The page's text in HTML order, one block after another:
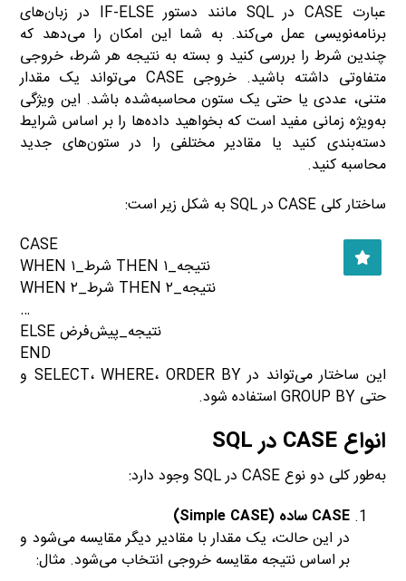
عبارت CASE در SQL مانند دستور IF-ELSE در زبان‌های
برنامه‌نویسی عمل می‌کند. به شما این امکان را می‌دهد که
چندین شرط را بررسی کنید و بسته به نتیجه هر شرط، خروجی
متفاوتی داشته باشید. خروجی CASE می‌تواند یک مقدار
متنی، عددی یا حتی یک ستون محاسبه‌شده باشد. این ویژگی
به‌ویژه زمانی مفید است که بخواهید داده‌ها را بر اساس شرایط
دسته‌بندی کنید یا مقادیر مختلفی را در ستون‌های جدید
محاسبه کنید.
ساختار کلی CASE در SQL به شکل زیر است:
CASE
WHEN شرط_۱ THEN نتیجه_۱
WHEN شرط_۲ THEN نتیجه_۲
…
ELSE نتیجه_پیش‌فرض
END
این ساختار می‌تواند در SELECT، WHERE، ORDER BY و
حتی GROUP BY استفاده شود.
انواع CASE در SQL
به‌طور کلی دو نوع CASE در SQL وجود دارد:
CASE ساده (Simple CASE)
در این حالت، یک مقدار با مقادیر دیگر مقایسه می‌شود و
بر اساس نتیجه مقایسه خروجی انتخاب می‌شود. مثال: